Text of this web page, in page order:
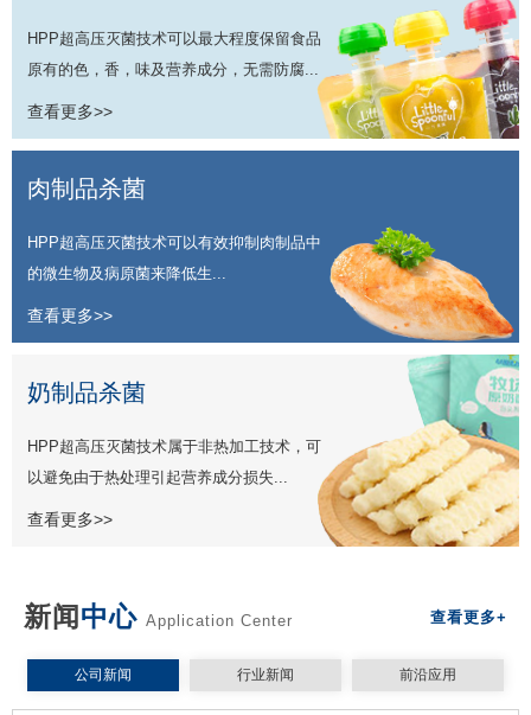
HPP超高压灭菌技术可以最大程度保留食品
原有的色，香，味及营养成分，无需防腐...
查看更多>>
肉制品杀菌
HPP超高压灭菌技术可以有效抑制肉制品中
的微生物及病原菌来降低生...
查看更多>>
奶制品杀菌
HPP超高压灭菌技术属于非热加工技术，可
以避免由于热处理引起营养成分损失...
查看更多>>
新闻中心 Application Center 查看更多+
公司新闻 行业新闻 前沿应用